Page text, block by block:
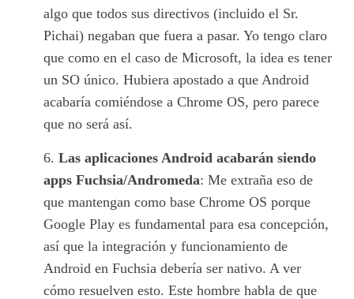
algo que todos sus directivos (incluido el Sr.
Pichai) negaban que fuera a pasar. Yo tengo claro
que como en el caso de Microsoft, la idea es tener
un SO único. Hubiera apostado a que Android
acabaría comiéndose a Chrome OS, pero parece
que no será así.
Las aplicaciones Android acabarán siendo
apps Fuchsia/Andromeda: Me extraña eso de
que mantengan como base Chrome OS porque
Google Play es fundamental para esa concepción,
así que la integración y funcionamiento de
Android en Fuchsia debería ser nativo. A ver
cómo resuelven esto. Este hombre habla de que